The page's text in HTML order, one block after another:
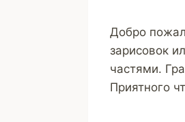
Добро
зарисовок
частями.
Приятного